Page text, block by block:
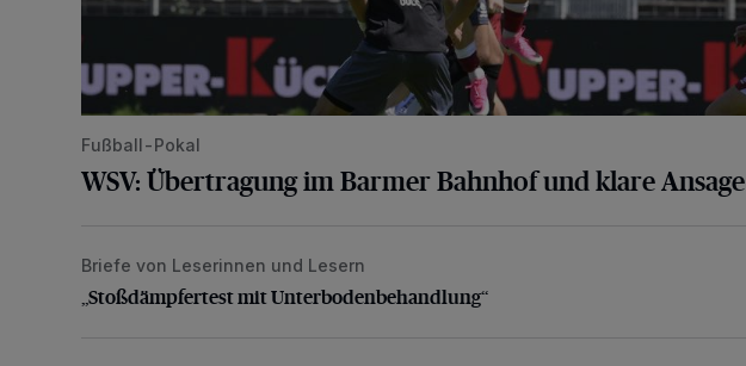
Fußball-Pokal
WSV: Übertragung im Barmer Bahnhof und klare Ansage
„Stoßdämpfertest mit Unterbodenbehandlung“
Briefe von Leserinnen und Lesern
„Stoßdämpfertest mit Unterbodenbehandlung“